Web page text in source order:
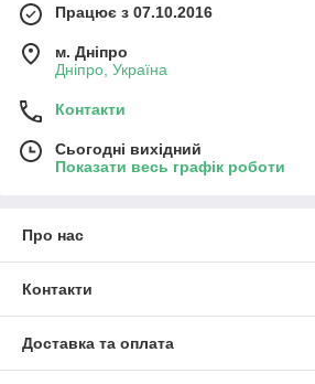
Працює з 07.10.2016
м. Дніпро
Дніпро, Україна
Контакти
Сьогодні вихідний
Показати весь графік роботи
Про нас
Контакти
Доставка та оплата